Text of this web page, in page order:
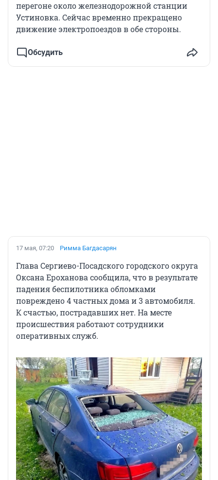
перегоне около железнодорожной станции
Устиновка. Cейчас временно прекращено
движение электропоездов в обе стороны.
Обсудить
17 мая, 07:20 Римма Багдасарян
Глава Сергиево-Посадского городского округа
Оксана Ероханова сообщила, что в результате
падения беспилотника обломками
повреждено 4 частных дома и 3 автомобиля.
К счастью, пострадавших нет. На месте
происшествия работают сотрудники
оперативных служб.